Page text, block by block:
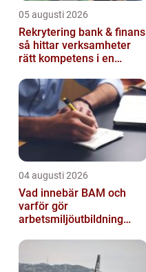
05 augusti 2026
Rekrytering bank & finans
så hittar verksamheter
rätt kompetens i en
04 augusti 2026
Vad innebär BAM och
varför gör
arbetsmiljöutbildning